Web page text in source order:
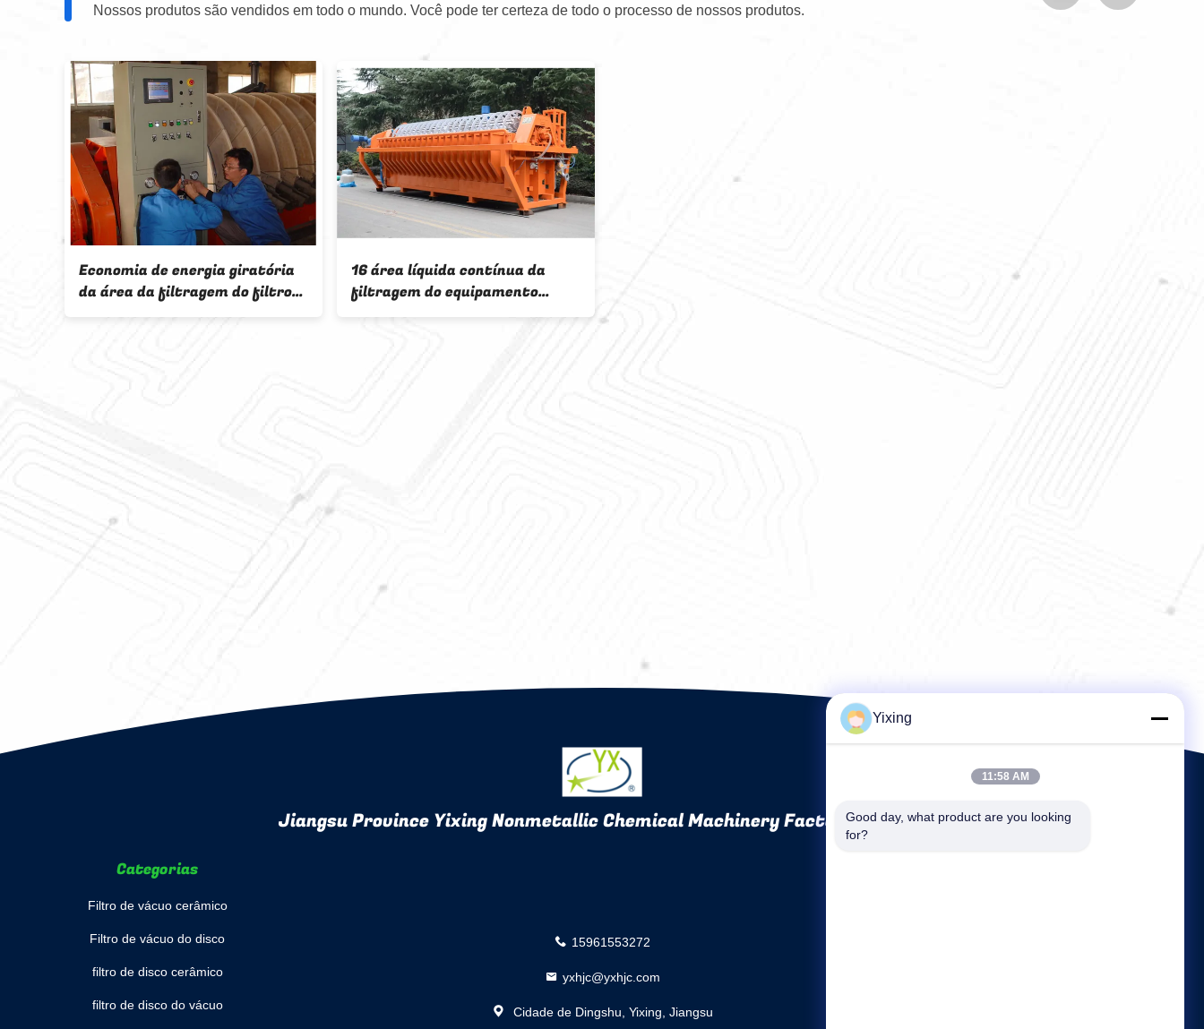
Nossos produtos são vendidos em todo o mundo. Você pode ter certeza de todo o processo de nossos produtos.
Filtro de disco favorável ao
fácil giratória do filtro de disco
Jiangsu Province Yixing Nonmetallic Chemical Machinery Factory Co., Ltd
Categorias
Filtro de vácuo cerâmico
Filtro de vácuo do disco
filtro de disco cerâmico
filtro de disco do vácuo
15961553272
yxhjc@yxhjc.com
Cidade de Dingshu, Yixing, Jiangsu
Yixing
11:58 AM
Good day, what product are you looking
for?